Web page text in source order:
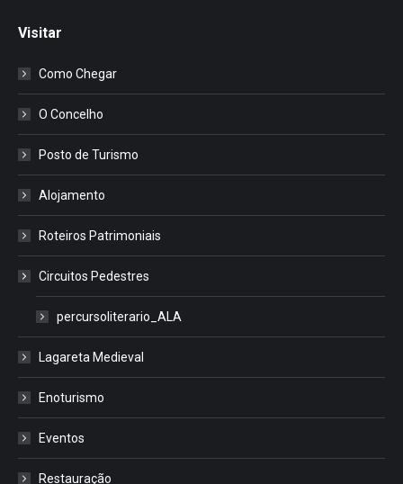
Visitar
Como Chegar
O Concelho
Posto de Turismo
Alojamento
Roteiros Patrimoniais
Circuitos Pedestres
percursoliterario_ALA
Lagareta Medieval
Enoturismo
Eventos
Restauração